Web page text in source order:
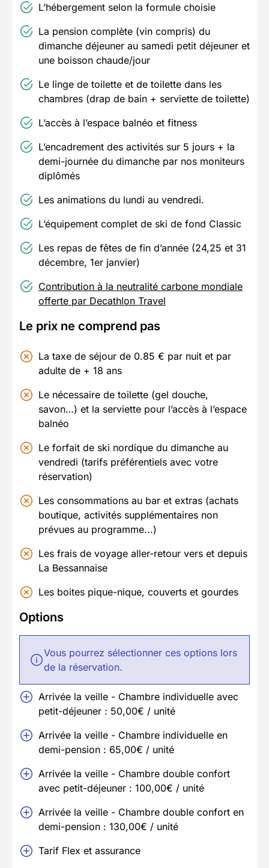
L’hébergement selon la formule choisie
La pension complète (vin compris) du
dimanche déjeuner au samedi petit déjeuner et
une boisson chaude/jour
Le linge de toilette et de toilette dans les
chambres (drap de bain + serviette de toilette)
L’accès à l’espace balnéo et fitness
L’encadrement des activités sur 5 jours + la
demi-journée du dimanche par nos moniteurs
diplômés
Les animations du lundi au vendredi.
L’équipement complet de ski de fond Classic
Les repas de fêtes de fin d’année (24,25 et 31
décembre, 1er janvier)
Contribution à la neutralité carbone mondiale
offerte par Decathlon Travel
Le prix ne comprend pas
La taxe de séjour de 0.85 € par nuit et par
adulte de + 18 ans
Le nécessaire de toilette (gel douche,
savon…) et la serviette pour l’accès à l’espace
balnéo
Le forfait de ski nordique du dimanche au
vendredi (tarifs préférentiels avec votre
réservation)
Les consommations au bar et extras (achats
boutique, activités supplémentaires non
prévues au programme...)
Les frais de voyage aller-retour vers et depuis
La Bessannaise
Les boites pique-nique, couverts et gourdes
Options
Vous pourrez sélectionner ces options lors
de la réservation.
Arrivée la veille - Chambre individuelle avec
petit-déjeuner : 50,00€ / unité
Arrivée la veille - Chambre individuelle en
demi-pension : 65,00€ / unité
Arrivée la veille - Chambre double confort
avec petit-déjeuner : 100,00€ / unité
Arrivée la veille - Chambre double confort en
demi-pension : 130,00€ / unité
Tarif Flex et assurance